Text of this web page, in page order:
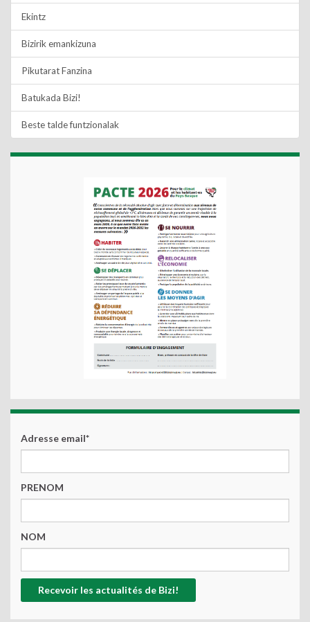
Ekintz
Bizirik emankizuna
Pikutarat Fanzina
Batukada Bizi!
Beste talde funtzionalak
Adresse email*
PRENOM
NOM